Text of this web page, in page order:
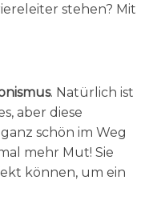
stehen? Mit
. Natürlich ist
aber diese
schön im Weg
mehr Mut! Sie
können, um ein